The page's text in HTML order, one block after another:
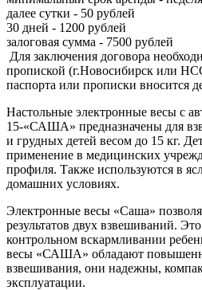
далее сутки - 50 рублей
30 дней - 1200 рублей
залоговая сумма - 7500 рублей
Для заключения договора
пропиской (г.Новосибирск или
паспорта или прописки вносится
Настольные электронные весы с
15-«САША» предназначены для
и грудных детей весом до 15 кг.
применение в медицинских
профиля. Также используются в
домашних условиях.
Электронные весы «Саша»
результатов двух взвешиваний.
контрольном вскармливании
весы «САША» обладают
взвешивания, они надежны,
эксплуатации.